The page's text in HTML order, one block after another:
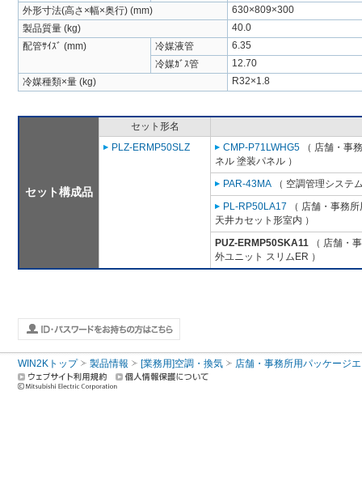
外形寸法(高さ×幅×奥行) (mm)
630×809×300
製品質量 (kg)
40.0
配管ｻｲｽﾞ (mm)
冷媒液管
6.35
冷媒ｶﾞｽ管
12.70
冷媒種類×量 (kg)
R32×1.8
セット構成品
セット形名
PLZ-ERMP50SLZ
CMP-P71LWHG5 （ 店舗・事
ネル 塗装パネル ）
PAR-43MA （ 空調管理システ
PL-RP50LA17 （ 店舗・事務
天井カセット形室内 ）
PUZ-ERMP50SKA11 （ 店舗・
外ユニット スリムER ）
WIN2Kトップ 製品情報 [業務用]空調・換気 店舗・事務所用パッケージ